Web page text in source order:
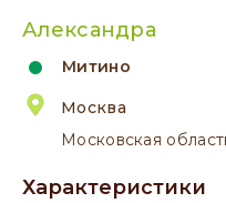
Александра
Митино
Москва
Московская
Характеристики